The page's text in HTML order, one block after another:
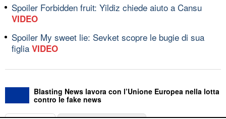
Spoiler Forbidden fruit: Yildiz chiede aiuto a Cansu
VIDEO
Spoiler My sweet lie: Sevket scopre le bugie di sua
figlia VIDEO
Blasting News lavora con l’Unione Europea nella lotta
contro le fake news